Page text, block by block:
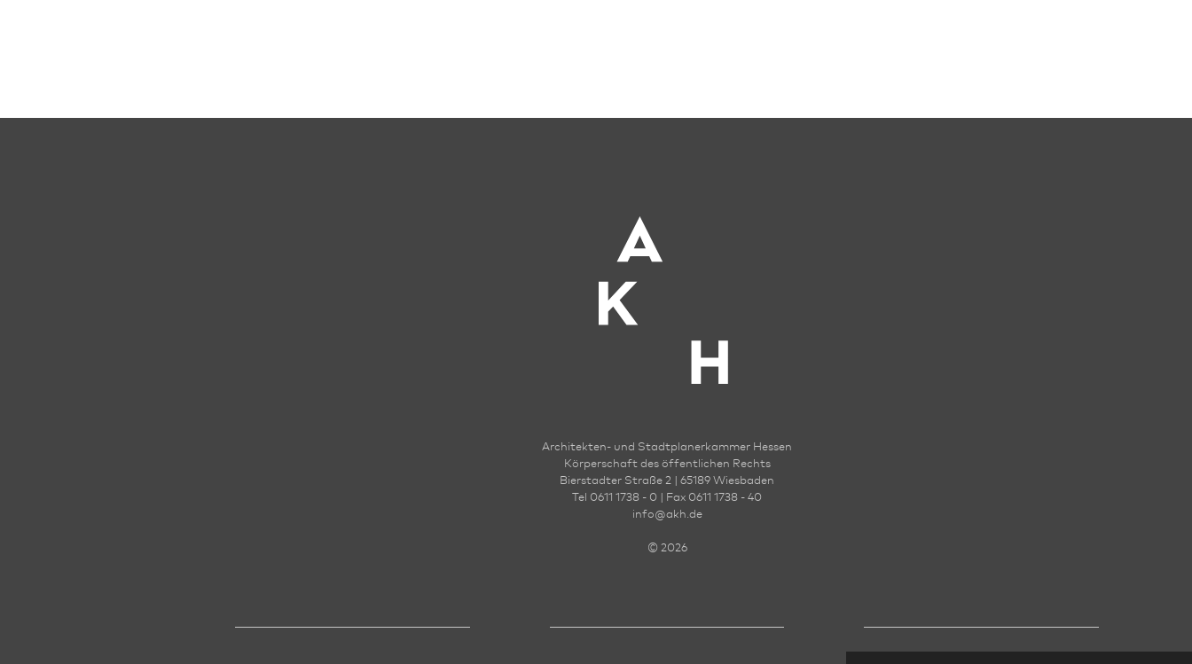
Architekten- und Stadt­planer­kammer Hessen
Körperschaft des öffentlichen Rechts
Bierstadter Straße 2 | 65189 Wies­ba­den
Tel 0611 1738 - 0 | Fax 0611 1738 - 40
info@akh.de
© 2026